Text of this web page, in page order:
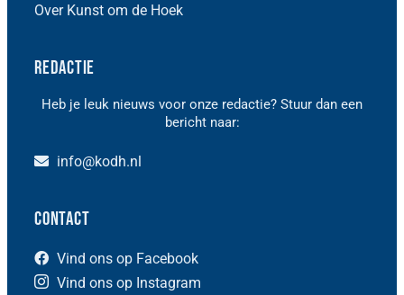
Over Kunst om de Hoek
Redactie
Heb je leuk nieuws voor onze redactie? Stuur dan een
bericht naar:
info@kodh.nl
Contact
Vind ons op Facebook
Vind ons op Instagram